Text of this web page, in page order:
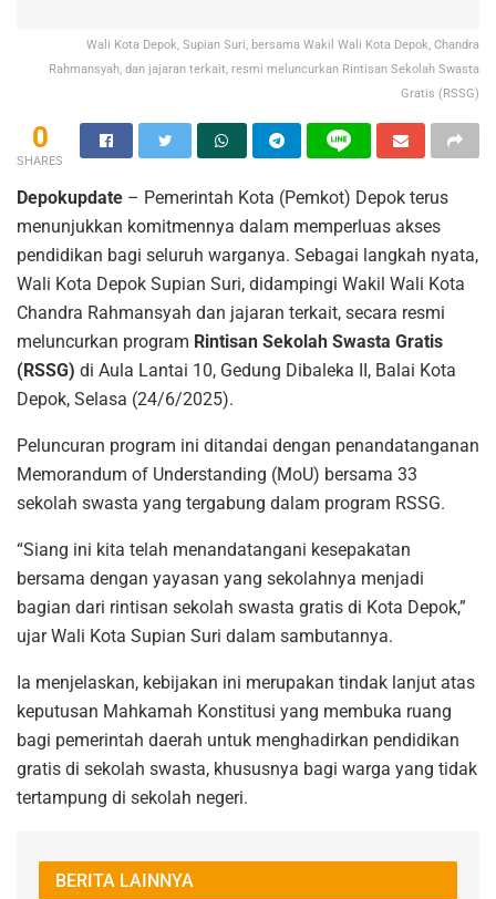
Wali Kota Depok, Supian Suri, bersama Wakil Wali Kota Depok, Chandra
Rahmansyah, dan jajaran terkait, resmi meluncurkan Rintisan Sekolah Swasta
Gratis (RSSG)
0
SHARES
Depokupdate – Pemerintah Kota (Pemkot) Depok terus
menunjukkan komitmennya dalam memperluas akses
pendidikan bagi seluruh warganya. Sebagai langkah nyata,
Wali Kota Depok Supian Suri, didampingi Wakil Wali Kota
Chandra Rahmansyah dan jajaran terkait, secara resmi
meluncurkan program Rintisan Sekolah Swasta Gratis
(RSSG) di Aula Lantai 10, Gedung Dibaleka II, Balai Kota
Depok, Selasa (24/6/2025).
Peluncuran program ini ditandai dengan penandatanganan
Memorandum of Understanding (MoU) bersama 33
sekolah swasta yang tergabung dalam program RSSG.
“Siang ini kita telah menandatangani kesepakatan
bersama dengan yayasan yang sekolahnya menjadi
bagian dari rintisan sekolah swasta gratis di Kota Depok,”
ujar Wali Kota Supian Suri dalam sambutannya.
Ia menjelaskan, kebijakan ini merupakan tindak lanjut atas
keputusan Mahkamah Konstitusi yang membuka ruang
bagi pemerintah daerah untuk menghadirkan pendidikan
gratis di sekolah swasta, khususnya bagi warga yang tidak
tertampung di sekolah negeri.
BERITA LAINNYA